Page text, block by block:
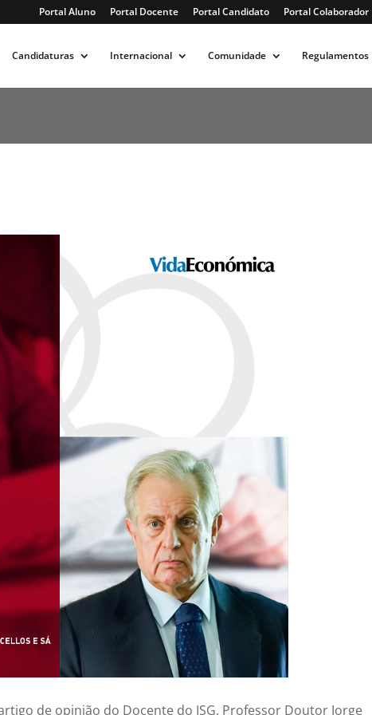
Portal Aluno Portal Docente Portal Candidato Portal Colaborador
Candidaturas Internacional Comunidade Regulamentos
de opinião do Docente do ISG, Professor Doutor Jorge